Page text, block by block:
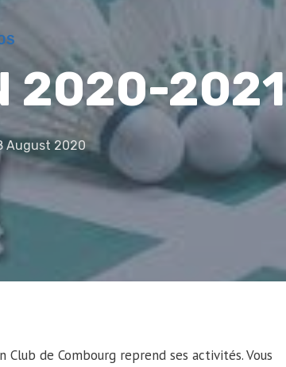
2020-2021
August 2020
de Combourg reprend ses activités. Vous